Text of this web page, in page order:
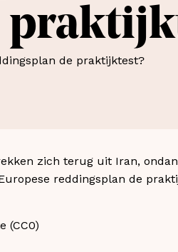
zich terug uit Iran,
reddingsplan de